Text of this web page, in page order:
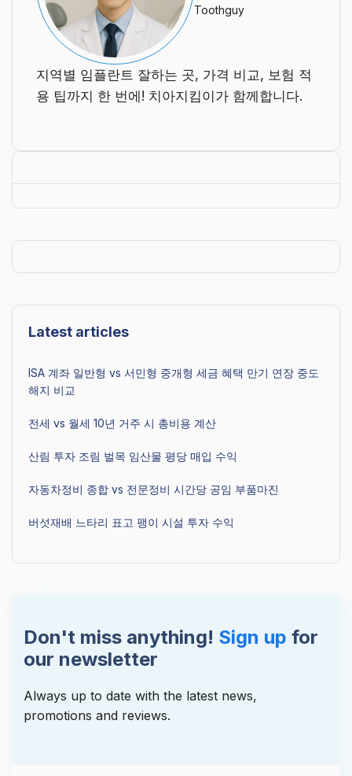
Toothguy
지역별 임플란트 잘하는 곳, 가격 비교, 보험 적
용 팁까지 한 번에! 치아지킴이가 함께합니다.
Latest articles
ISA 계좌 일반형 vs 서민형 중개형 세금 혜택 만기 연장 중도
해지 비교
전세 vs 월세 10년 거주 시 총비용 계산
산림 투자 조림 벌목 임산물 평당 매입 수익
자동차정비 종합 vs 전문정비 시간당 공임 부품마진
버섯재배 느타리 표고 팽이 시설 투자 수익
Don't miss anything! Sign up for
our newsletter
Always up to date with the latest news,
promotions and reviews.